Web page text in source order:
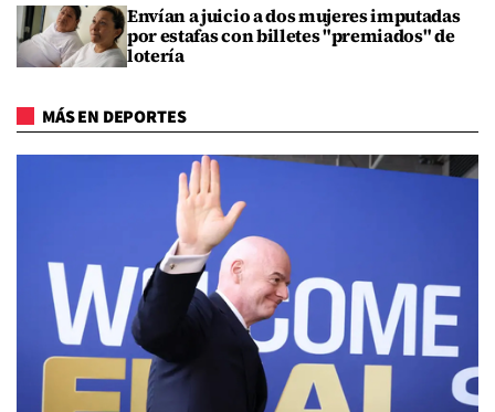
Envían a juicio a dos mujeres imputadas
por estafas con billetes "premiados" de
lotería
MÁS EN DEPORTES